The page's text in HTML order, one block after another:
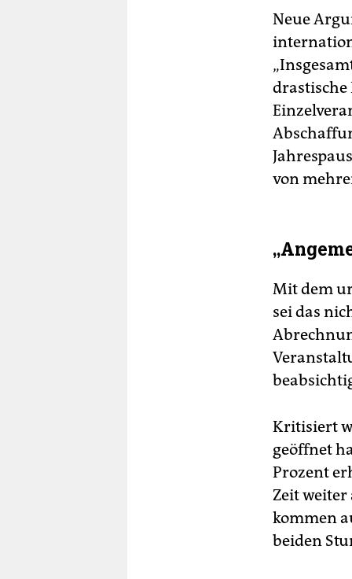
Neue
von
Mit dem
sei das
Kritisiert
geöffnet
Prozent
Zeit
kommen
beiden